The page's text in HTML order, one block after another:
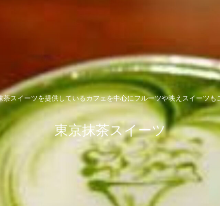
茶スイーツを提供しているカフェを中心にフルーツや映えスイーツも
東京抹茶スイーツ